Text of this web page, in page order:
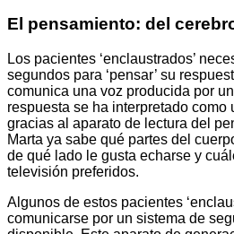
El pensamiento: del
Los pacientes ‘enclaustrados’
segundos para ‘pensar’ su
comunica una voz producida por
respuesta se ha interpretado como
gracias al aparato de lectura del
Marta ya sabe qué partes del
de qué lado le gusta echarse y
televisión preferidos.
Algunos de estos pacientes
comunicarse por un sistema de